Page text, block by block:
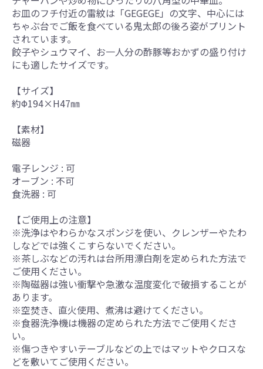
お皿のフチ付近の雷紋は「GEGEGE」の文字、中心には
ちゃぶ台でご飯を食べている鬼太郎の後ろ姿がプリント
されています。
餃子やシュウマイ、お一人分の酢豚等おかずの盛り付け
にも適したサイズです。
【サイズ】
約Φ194×H47㎜
【素材】
磁器
電子レンジ : 可
オーブン : 不可
食洗器 : 可
【ご使用上の注意】
※洗浄はやわらかなスポンジを使い、クレンザーやたわ
しなどでは強くこすらないでください。
※茶しぶなどの汚れは台所用漂白剤を定められた方法で
ご使用ください。
※陶磁器は強い衝撃や急激な温度変化で破損することが
あります。
※空焚き、直火使用、煮沸は避けてください。
※食器洗浄機は機器の定められた方法でご使用くださ
い。
※傷つきやすいテーブルなどの上ではマットやクロスな
どを敷いてご使用ください。